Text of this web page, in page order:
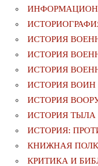
ИСТОРИЯ
ИСТОРИЯ
ИСТОРИЯ
ИСТОРИЯ ВОИН
ИСТОРИЯ
ИСТОРИЯ ТЫЛА
ИСТОРИЯ:
КНИЖНАЯ
КРИТИКА И